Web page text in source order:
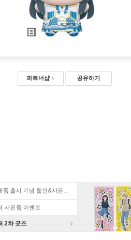
파트너샵 공유하기
노르잇 신제품 출시 기념 할인&사은품 증정!
사은품 이벤트
2차 굿즈